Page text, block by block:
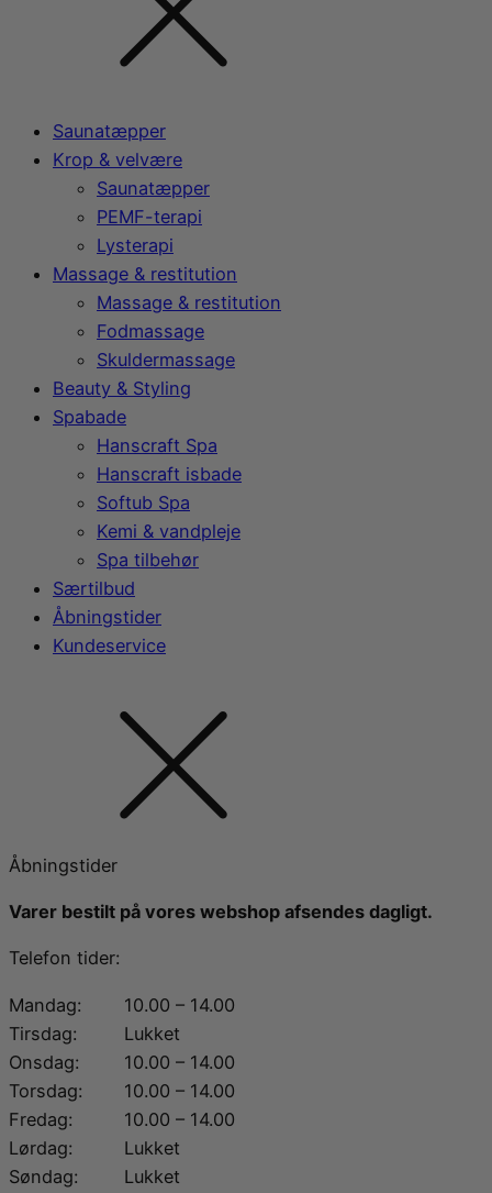
Saunatæpper
Krop & velvære
Saunatæpper
PEMF-terapi
Lysterapi
Massage & restitution
Massage & restitution
Fodmassage
Skuldermassage
Beauty & Styling
Spabade
Hanscraft Spa
Hanscraft isbade
Softub Spa
Kemi & vandpleje
Spa tilbehør
Særtilbud
Åbningstider
Kundeservice
Åbningstider
Varer bestilt på vores webshop afsendes dagligt.
Telefon tider:
Mandag:
10.00 – 14.00
Tirsdag:
Lukket
Onsdag:
10.00 – 14.00
Torsdag:
10.00 – 14.00
Fredag:
10.00 – 14.00
Lørdag:
Lukket
Søndag:
Lukket